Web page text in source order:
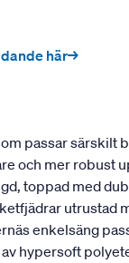
här→
passar
och mer
toppad med
utrustad
enkelsäng
hypersoft